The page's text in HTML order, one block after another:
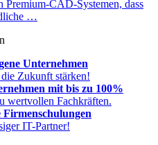
Premium-CAD-Systemen, dass
…
Unternehmen
Zukunft stärken!
mit bis zu 100%
wertvollen Fachkräften.
IT-Partner!